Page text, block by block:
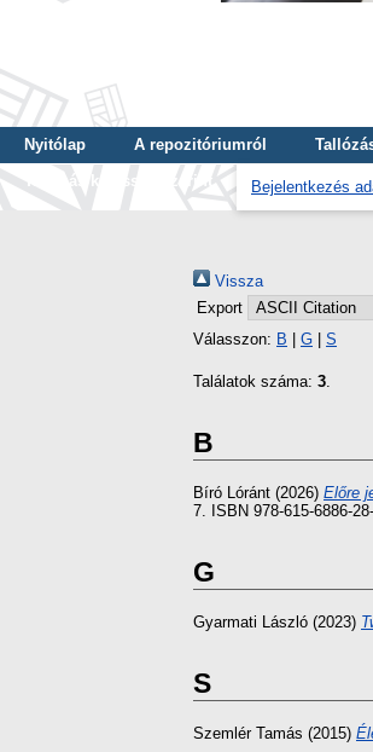
Nyitólap A repozitóriumról
Tallózás kulcsszó szerint
Bejelentkezés
Vissza
Export
Válasszon: B G S
Találatok száma: 3.
B
Bíró Lóránt (2026) Előre
7. ISBN 978-615-6886-
G
Gyarmati László (2023)
S
Szemlér Tamás (2015)